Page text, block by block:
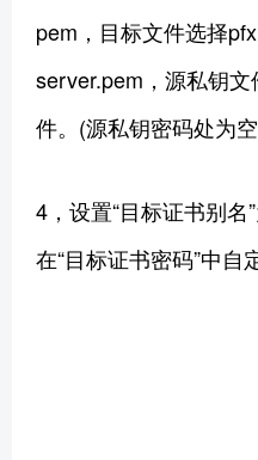
pem，目标文件选择
server.pem，源私钥
件。(源私钥密码处为
4，设置“目标证书别名
在“目标证书密码”中自